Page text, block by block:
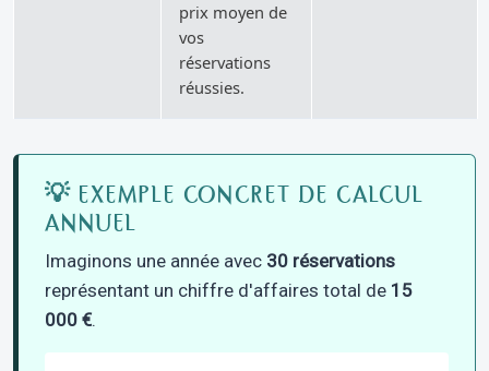
prix moyen de
vos
réservations
réussies.
💡 EXEMPLE CONCRET DE CALCUL
ANNUEL
Imaginons une année avec 30 réservations
représentant un chiffre d'affaires total de 15
000 €.